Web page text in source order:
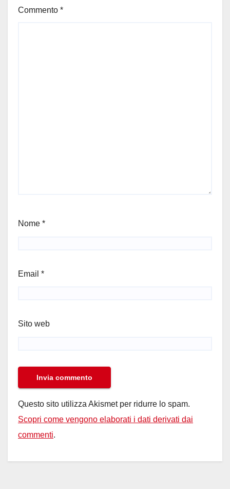
Commento *
Nome *
Email *
Sito web
Questo sito utilizza Akismet per ridurre lo spam.
Scopri come vengono elaborati i dati derivati dai
commenti.